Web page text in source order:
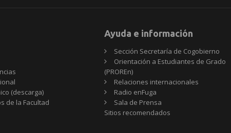
(descarga)
de la Facultad
Ayuda e información
Sección Secretaría de Cogobierno
Orientación a Estudiantes de Grado
(PROREn)
Relaciones internacionales
Radio enFuga
Sala de Prensa
Sitios
Sitios recomendados